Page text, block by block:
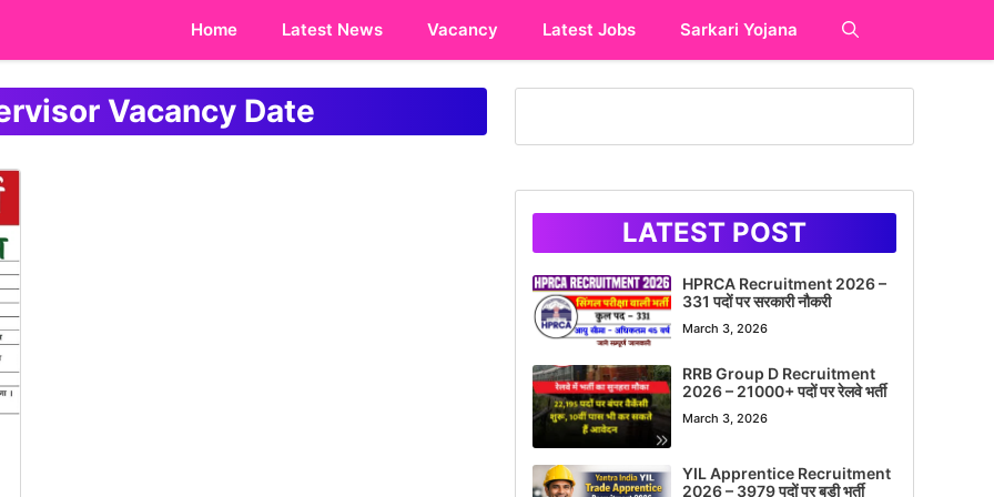
Home Latest News Vacancy Latest Jobs Sarkari Yojana
Vacancy Date
LATEST POST
HPRCA Recruitment 2026 –
331 पदों पर सरकारी नौकरी
March 3, 2026
RRB Group D Recruitment
2026 – 21000+ पदों पर रेलवे भर्ती
March 3, 2026
YIL Apprentice Recruitment
2026 – 3979 पदों पर बड़ी भर्ती